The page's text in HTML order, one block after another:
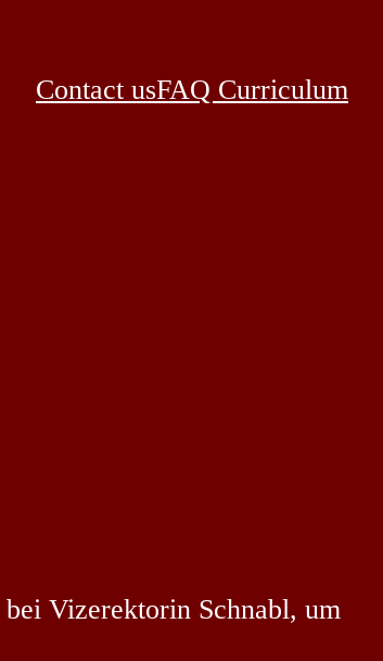
Contact usFAQ Curriculum
Vizerektorin Schnabl, um